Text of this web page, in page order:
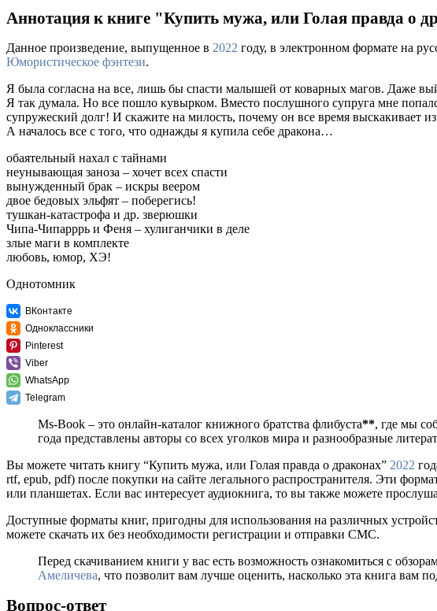
Аннотация к книге "Купить мужа, или Голая правда о
Данное произведение, выпущенное в 2022 году, в электронном формате на
Юмористическое фэнтези.
Я была согласна на все, лишь бы спасти малышей от коварных магов. Даже
Я так думала. Но все пошло кувырком. Вместо послушного супруга мне
супружеский долг! И скажите на милость, почему он все время выскакивает
А началось все с того, что однажды я купила себе дракона…
обаятельный нахал с тайнами
неунывающая заноза – хочет всех спасти
вынужденный брак – искры веером
двое бедовых эльфят – поберегись!
тушкан-катастрофа и др. зверюшки
Чипа-Чипарррь и Феня – хулиганчики в деле
злые маги в комплекте
любовь, юмор, ХЭ!
Однотомник
ВКонтакте
Одноклассники
Pinterest
Viber
WhatsApp
Telegram
Ms-Book – это онлайн-каталог книжного братства флибуста**, где мы
года представлены авторы со всех уголков мира и разнообразные
Вы можете читать книгу “Купить мужа, или Голая правда о драконах” 2022
rtf, epub, pdf) после покупки на сайте легального распространителя. Эти
или планшетах. Если вас интересует аудиокнига, то вы также можете
Доступные форматы книг, пригодны для использования на различных
можете скачать их без необходимости регистрации и отправки СМС.
Перед скачиванием книги у вас есть возможность ознакомиться с
Амеличева, что позволит вам лучше оценить, насколько эта книга вам
Вопрос-ответ